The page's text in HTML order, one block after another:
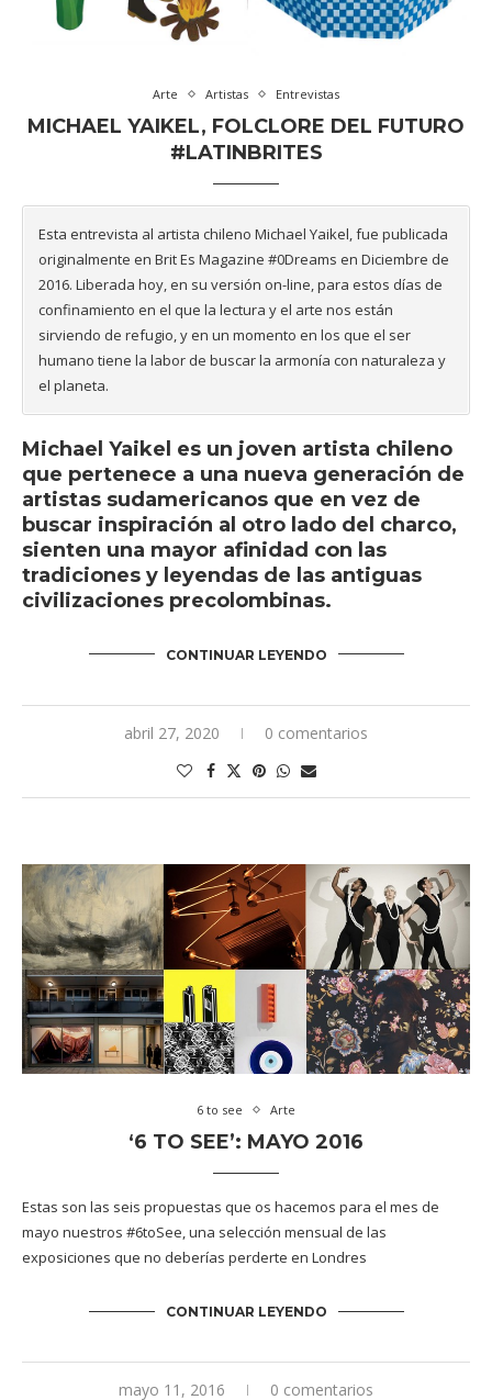
Arte Artistas Entrevistas
MICHAEL YAIKEL, FOLCLORE DEL FUTURO
#LATINBRITES
Esta entrevista al artista chileno Michael Yaikel, fue publicada
originalmente en Brit Es Magazine #0Dreams en Diciembre de
2016. Liberada hoy, en su versión on-line, para estos días de
confinamiento en el que la lectura y el arte nos están
sirviendo de refugio, y en un momento en los que el ser
humano tiene la labor de buscar la armonía con naturaleza y
el planeta.
Michael Yaikel es un joven artista chileno
que pertenece a una nueva generación de
artistas sudamericanos que en vez de
buscar inspiración al otro lado del charco,
sienten una mayor afinidad con las
tradiciones y leyendas de las antiguas
civilizaciones precolombinas.
CONTINUAR LEYENDO
abril 27, 2020 0 comentarios
6 to see Arte
‘6 TO SEE’: MAYO 2016
Estas son las seis propuestas que os hacemos para el mes de
mayo nuestros #6toSee, una selección mensual de las
exposiciones que no deberías perderte en Londres
CONTINUAR LEYENDO
mayo 11, 2016 0 comentarios